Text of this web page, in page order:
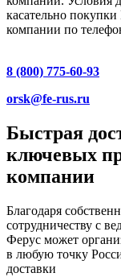
касательно
компании по
8 (800) 775-60-93
orsk@fe-rus.ru
Быстрая
ключевых
компании
Благодаря
сотрудничеству с
Ферус может
в любую точку
доставки